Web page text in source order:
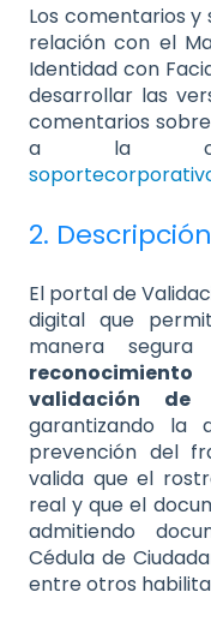
Los comentarios y
relación con el
Identidad con
desarrollar las
comentarios
a la
2.
El portal de
digital que
manera
validación de
garantizando la
prevención del
valida que el
real y que el
admitiendo
Cédula de
entre otros